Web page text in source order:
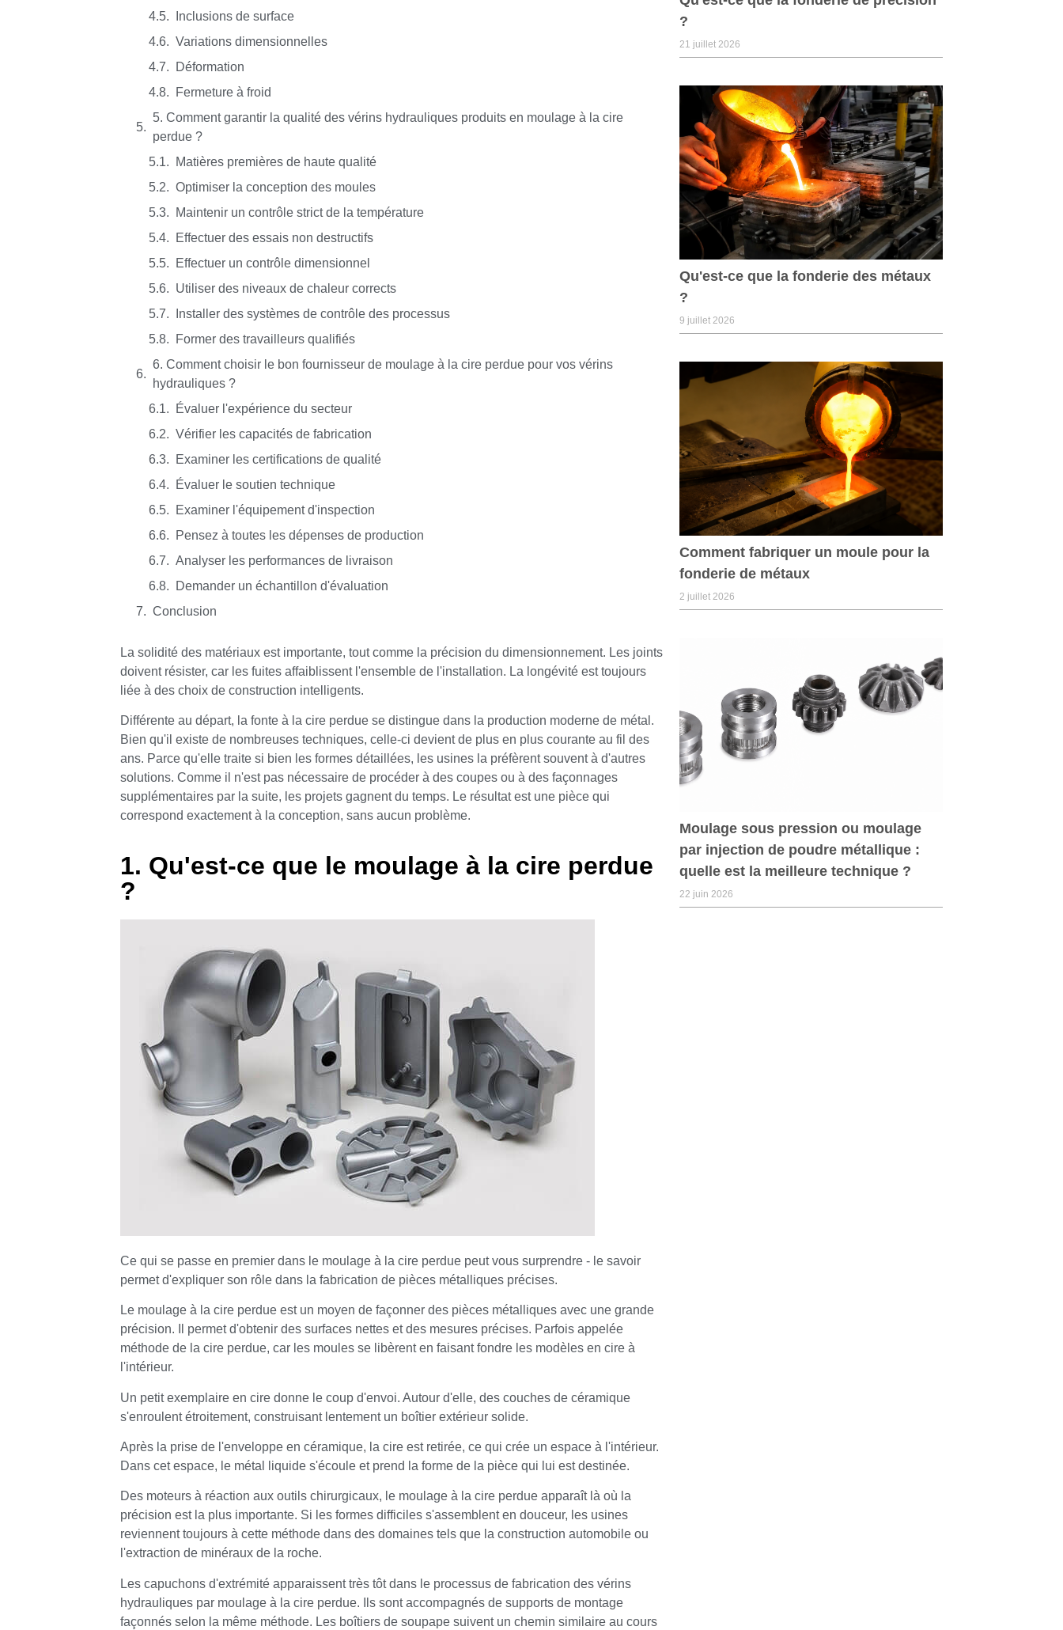
Inclusions de surface
Variations dimensionnelles
Déformation
Fermeture à froid
5. Comment garantir la qualité des vérins hydrauliques produits en moulage à la cire
perdue ?
Matières premières de haute qualité
Optimiser la conception des moules
Maintenir un contrôle strict de la température
Effectuer des essais non destructifs
Effectuer un contrôle dimensionnel
Utiliser des niveaux de chaleur corrects
Installer des systèmes de contrôle des processus
Former des travailleurs qualifiés
6. Comment choisir le bon fournisseur de moulage à la cire perdue pour vos vérins
hydrauliques ?
Évaluer l'expérience du secteur
Vérifier les capacités de fabrication
Examiner les certifications de qualité
Évaluer le soutien technique
Examiner l'équipement d'inspection
Pensez à toutes les dépenses de production
Analyser les performances de livraison
Demander un échantillon d'évaluation
Conclusion
La solidité des matériaux est importante, tout comme la précision du dimensionnement. Les joints
doivent résister, car les fuites affaiblissent l'ensemble de l'installation. La longévité est toujours
liée à des choix de construction intelligents.
Différente au départ, la fonte à la cire perdue se distingue dans la production moderne de métal.
Bien qu'il existe de nombreuses techniques, celle-ci devient de plus en plus courante au fil des
ans. Parce qu'elle traite si bien les formes détaillées, les usines la préfèrent souvent à d'autres
solutions. Comme il n'est pas nécessaire de procéder à des coupes ou à des façonnages
supplémentaires par la suite, les projets gagnent du temps. Le résultat est une pièce qui
correspond exactement à la conception, sans aucun problème.
1. Qu'est-ce que le moulage à la cire perdue
?
Ce qui se passe en premier dans le moulage à la cire perdue peut vous surprendre - le savoir
permet d'expliquer son rôle dans la fabrication de pièces métalliques précises.
Le moulage à la cire perdue est un moyen de façonner des pièces métalliques avec une grande
précision. Il permet d'obtenir des surfaces nettes et des mesures précises. Parfois appelée
méthode de la cire perdue, car les moules se libèrent en faisant fondre les modèles en cire à
l'intérieur.
Un petit exemplaire en cire donne le coup d'envoi. Autour d'elle, des couches de céramique
s'enroulent étroitement, construisant lentement un boîtier extérieur solide.
Après la prise de l'enveloppe en céramique, la cire est retirée, ce qui crée un espace à l'intérieur.
Dans cet espace, le métal liquide s'écoule et prend la forme de la pièce qui lui est destinée.
Des moteurs à réaction aux outils chirurgicaux, le moulage à la cire perdue apparaît là où la
précision est la plus importante. Si les formes difficiles s'assemblent en douceur, les usines
reviennent toujours à cette méthode dans des domaines tels que la construction automobile ou
l'extraction de minéraux de la roche.
Les capuchons d'extrémité apparaissent très tôt dans le processus de fabrication des vérins
hydrauliques par moulage à la cire perdue. Ils sont accompagnés de supports de montage
façonnés selon la même méthode. Les boîtiers de soupape suivent un chemin similaire au cours
?
21 juillet 2026
Qu'est-ce que la fonderie des métaux
?
9 juillet 2026
Comment fabriquer un moule pour la
fonderie de métaux
2 juillet 2026
Moulage sous pression ou moulage
par injection de poudre métallique :
quelle est la meilleure technique ?
22 juin 2026